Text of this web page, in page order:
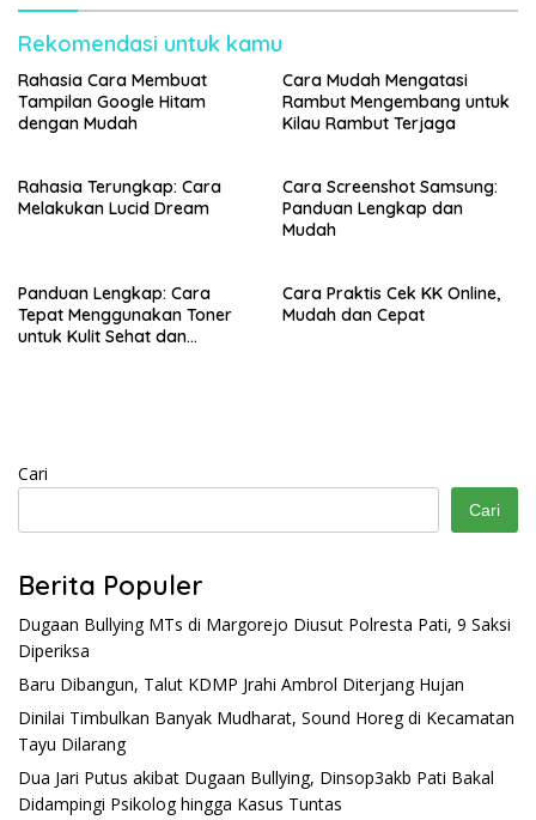
Rekomendasi untuk kamu
Rahasia Cara Membuat
Tampilan Google Hitam
dengan Mudah
Cara Mudah Mengatasi
Rambut Mengembang untuk
Kilau Rambut Terjaga
Rahasia Terungkap: Cara
Melakukan Lucid Dream
Cara Screenshot Samsung:
Panduan Lengkap dan
Mudah
Panduan Lengkap: Cara
Tepat Menggunakan Toner
untuk Kulit Sehat dan
Cara Praktis Cek KK Online,
Mudah dan Cepat
Cari
Cari
Berita Populer
Dugaan Bullying MTs di Margorejo Diusut Polresta Pati, 9 Saksi
Diperiksa
Baru Dibangun, Talut KDMP Jrahi Ambrol Diterjang Hujan
Dinilai Timbulkan Banyak Mudharat, Sound Horeg di Kecamatan
Tayu Dilarang
Dua Jari Putus akibat Dugaan Bullying, Dinsop3akb Pati Bakal
Didampingi Psikolog hingga Kasus Tuntas